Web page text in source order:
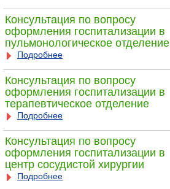
Консультация по вопросу
оформления госпитализации в
пульмонологическое отделение
Подробнее
Консультация по вопросу
оформления госпитализации в
терапевтическое отделение
Подробнее
Консультация по вопросу
оформления госпитализации в
центр сосудистой хирургии
Подробнее